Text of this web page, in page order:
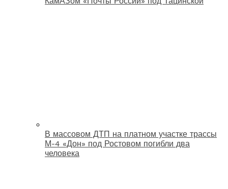
В массовом ДТП на платном участке трассы
М-4 «Дон» под Ростовом погибли два
человека